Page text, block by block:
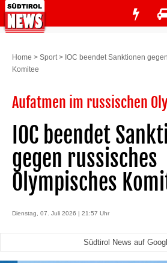
Home > Sport> IOC beendet Sanktionen
Komitee
Aufatmen im russischen
IOC beendet
gegen russisches
Olympisches
Dienstag, 07. Juli 2026 | 21:57 Uhr
Südtirol News auf